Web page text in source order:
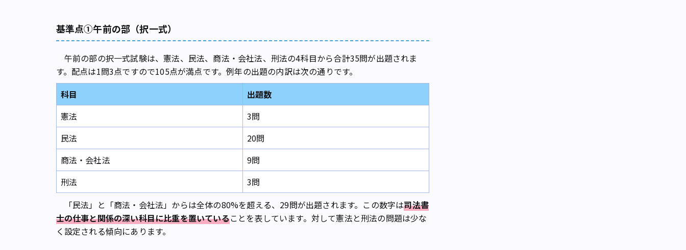
基準点①午前の部（択一式）
午前の部の択一式試験は、憲法、民法、商法・会社法、刑法の4科目から合計35問が出題されま
す。配点は1問3点ですので105点が満点です。例年の出題の内訳は次の通りです。
科目
出題数
憲法
3問
民法
20問
商法・会社法
9問
刑法
3問
「民法」と「商法・会社法」からは全体の80%を超える、29問が出題されます。この数字は司法書
士の仕事と関係の深い科目に比重を置いていることを表しています。対して憲法と刑法の問題は少な
く設定される傾向にあります。